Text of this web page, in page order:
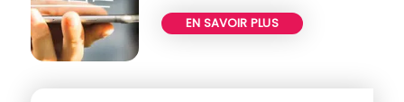
EN SAVOIR PLUS